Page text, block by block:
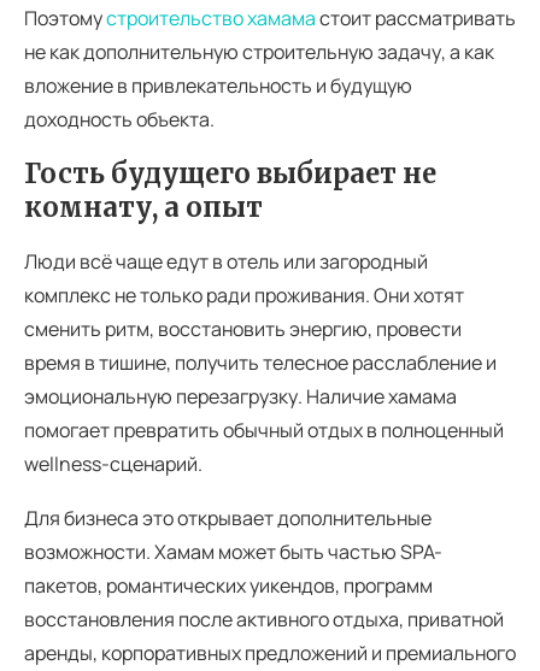
Поэтомустроительство хамамастоит рассматривать
не как дополнительную строительную задачу, а как
вложение в привлекательность и будущую
доходность объекта.
Гость будущего выбирает не
комнату, а опыт
Люди всё чаще едут в отель или загородный
комплекс не только ради проживания. Они хотят
сменить ритм, восстановить энергию, провести
время в тишине, получить телесное расслабление и
эмоциональную перезагрузку. Наличие хамама
помогает превратить обычный отдых в полноценный
wellness-сценарий.
Для бизнеса это открывает дополнительные
возможности. Хамам может быть частью SPA-
пакетов, романтических уикендов, программ
восстановления после активного отдыха, приватной
аренды, корпоративных предложений и премиального